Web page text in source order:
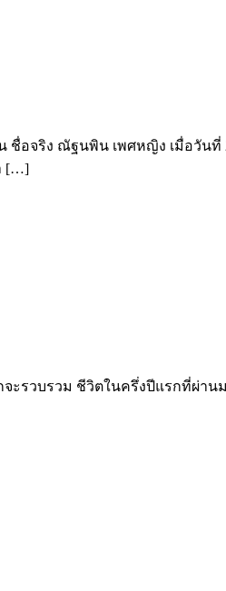
ริง ณัฐนพิน เพศหญิง เมื่อวันที่
[…]
ะรวบรวม ชีวิตในครึ่งปีแรกที่ผ่าน